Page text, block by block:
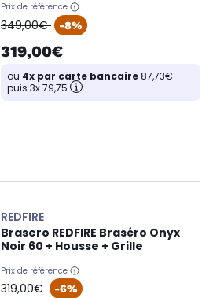
Prix de référence
oldPrice
349,00€ -8%
319,00€
ou 4x par carte bancaire87,73€
puis 3x 79,75
REDFIRE
Brasero REDFIRE Braséro Onyx
Noir 60 + Housse + Grille
Prix de référence
oldPrice
319,00€ -6%